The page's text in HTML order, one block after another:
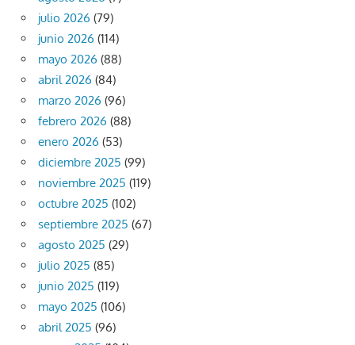
julio 2026 (79)
junio 2026 (114)
mayo 2026 (88)
abril 2026 (84)
marzo 2026 (96)
febrero 2026 (88)
enero 2026 (53)
diciembre 2025 (99)
noviembre 2025 (119)
octubre 2025 (102)
septiembre 2025 (67)
agosto 2025 (29)
julio 2025 (85)
junio 2025 (119)
mayo 2025 (106)
abril 2025 (96)